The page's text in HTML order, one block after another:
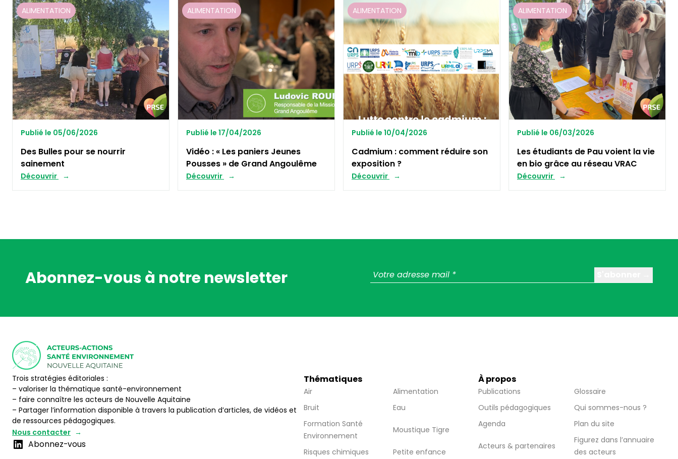
ALIMENTATION
Publié le 05/06/2026
Des Bulles pour se nourrir
sainement
Découvrir
ALIMENTATION
Publié le 17/04/2026
Vidéo : « Les paniers Jeunes
Pousses » de Grand Angoulême
Découvrir
ALIMENTATION
Publié le 10/04/2026
Cadmium : comment réduire son
exposition ?
Découvrir
ALIMENTATION
Publié le 06/03/2026
Les étudiants de Pau voient la vie
en bio grâce au réseau VRAC
Découvrir
Abonnez-vous à notre newsletter
Trois stratégies éditoriales :
– valoriser la thématique santé-environnement
– faire connaître les acteurs de Nouvelle Aquitaine
– Partager l’information disponible à travers la publication d’articles, de vidéos et
de ressources pédagogiques.
Nous contacter
Abonnez-vous
Thématiques
Air
Alimentation
Bruit
Eau
Formation Santé
Environnement
Moustique Tigre
Risques chimiques Petite enfance
À propos
Publications
Glossaire
Outils pédagogiques
Qui sommes-nous ?
Agenda
Plan du site
Acteurs & partenaires
Figurez dans l’annuaire
des acteurs